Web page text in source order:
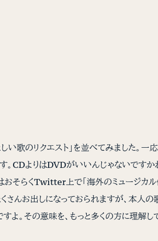
のリクエスト」を並べてみました。一応
。CDよりはDVDがいいんじゃないです
くTwitter上で「海外のミュージカル俳
んお出しになっておられますが、本人の
よ。その意味を、もっと多くの方に理解し